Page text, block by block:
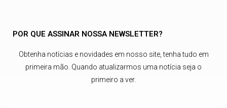
POR QUE ASSINAR NOSSA NEWSLETTER?
Obtenha notícias e novidades em nosso site, tenha tudo em
primeira mão. Quando atualizarmos uma notícia seja o
primeiro a ver.